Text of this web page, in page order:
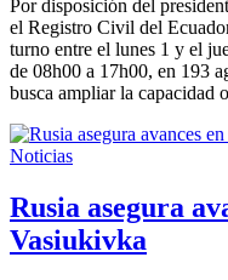
Por disposición del
el Registro Civil del
turno entre el lunes 1 y el
de 08h00 a 17h00, en 193
busca ampliar la
Noticias
Rusia asegura
Vasiukivka